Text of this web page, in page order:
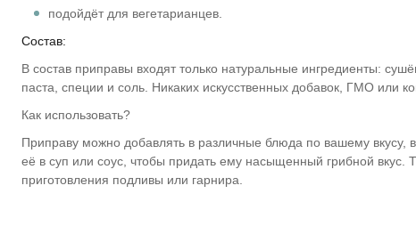
подойдёт для вегетарианцев.
Состав:
В состав приправы входят только натуральные ингредиенты:
паста, специи и соль. Никаких искусственных добавок, ГМО или
Как использовать?
Приправу можно добавлять в различные блюда по вашему вкусу,
её в суп или соус, чтобы придать ему насыщенный грибной вкус.
приготовления подливы или гарнира.